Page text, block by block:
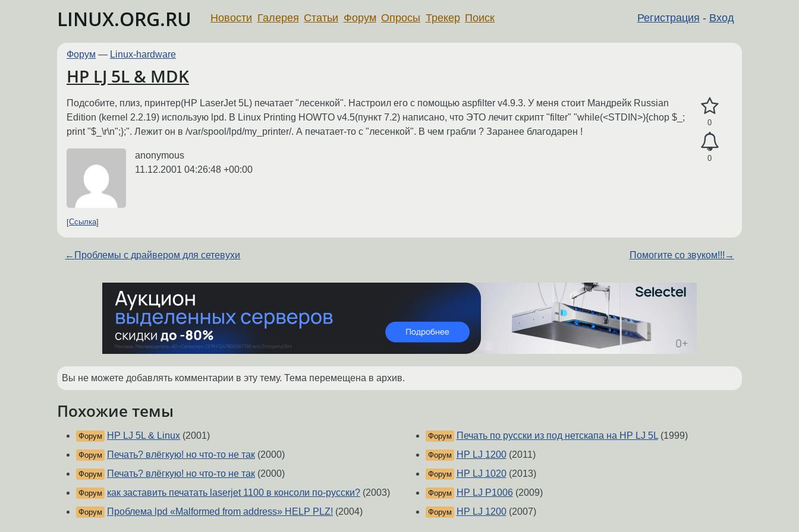
LINUX.ORG.RU Регистрация - Вход
Новости Галерея Статьи Форум Опросы Трекер Поиск
Форум — Linux-hardware
HP LJ 5L & MDK
0
0
Подсобите, плиз, принтер(HP LaserJet 5L) печатает "лесенкой". Настроил его с помощью aspfilter v4.9.3. У меня стоит Мандрейк Russian
Edition (kernel 2.2.19) использую lpd. В Linux Printing HOWTO v4.5(пункт 7.2) написано, что ЭТО лечит скрипт "filter" "while(<STDIN>){chop $_;
print "$_\r\n";};". Лежит он в /var/spool/lpd/my_printer/. А печатает-то с "лесенкой". В чем грабли ? Заранее благодарен !
anonymous
11.12.2001 04:26:48 +00:00
Ссылка
← Проблемы с драйвером для сетевухи Помогите со звуком!!! →
Вы не можете добавлять комментарии в эту тему. Тема перемещена в архив.
Похожие темы
Форум HP LJ 5L & Linux (2001)
Форум Печать? влёгкую! но что-то не так (2000)
Форум Печать? влёгкую! но что-то не так (2000)
Форум как заставить печатать laserjet 1100 в консоли по-русски? (2003)
Форум Проблема lpd «Malformed from address» HELP PLZ! (2004)
Форум Печать по русски из под нетскапа на HP LJ 5L(1999)
Форум HP LJ 1200(2011)
Форум HP LJ 1020(2013)
Форум HP LJ P1006(2009)
Форум HP LJ 1200(2007)